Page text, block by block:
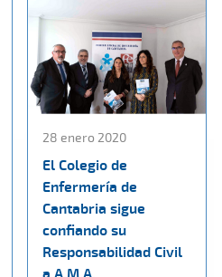
28 enero 2020
El Colegio de
Enfermería de
Cantabria sigue
confiando su
Responsabilidad Civil